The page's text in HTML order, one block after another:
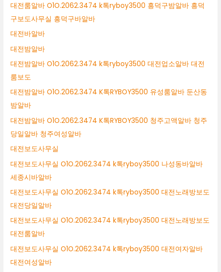
대전룸알바 O1O.2062.3474 k톡ryboy3500 흥덕구밤알바 흥덕
구보도사무실 흥덕구바알바
대전바알바
대전밤알바
대전밤알바 O1O.2062.3474 k톡ryboy3500 대전업소알바 대전
룸보도
대전밤알바 O1O.2062.3474 K톡RYBOY3500 유성룸알바 둔산동
밤알바
대전밤알바 O1O.2062.3474 K톡RYBOY3500 청주고액알바 청주
당일알바 청주여성알바
대전보도사무실
대전보도사무실 O1O.2062.3474 k톡ryboy3500 나성동바알바
세종시바알바
대전보도사무실 O1O.2062.3474 k톡ryboy3500 대전노래방보도
대전당일알바
대전보도사무실 O1O.2062.3474 k톡ryboy3500 대전노래방보도
대전룸알바
대전보도사무실 O1O.2062.3474 k톡ryboy3500 대전여자알바
대전여성알바